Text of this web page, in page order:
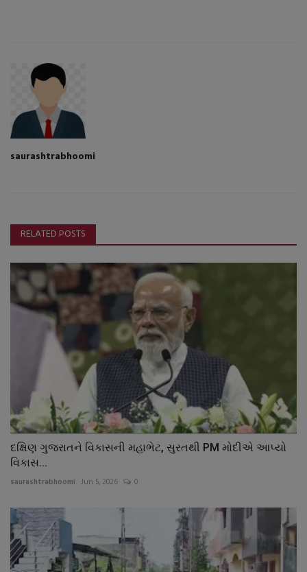
saurashtrabhoomi
RELATED POSTS
દક્ષિણ ગુજરાતને વિકાસની મહાભેટ, સુરતથી PM મોદીએ આપ્યો
વિકાસ...
saurashtrabhoomi Jun 5, 2026 0